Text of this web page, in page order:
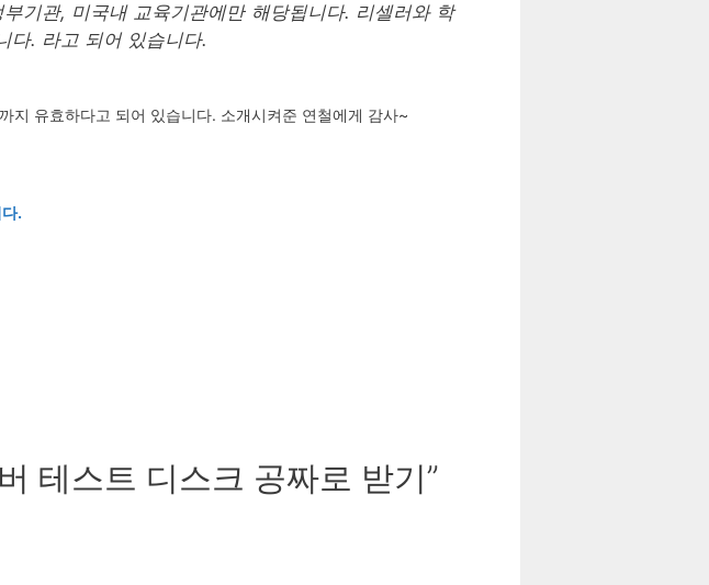
기관, 미국내 교육기관에만 해당됩니다. 리셀러와 학
다. 라고 되어 있습니다.
유효하다고 되어 있습니다. 소개시켜준 연철에게 감사~
.
테스트 디스크 공짜로 받기”